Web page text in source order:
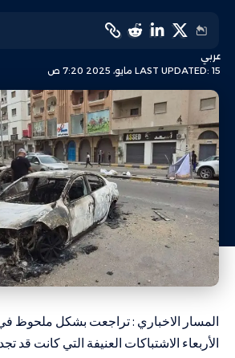
LAST UPDATED: 15 مايو، 2025 7:20 ص
عربي
المسار الاخباري : تراجعت بشكل ملحوظ
الأربعاء الاشتباكات العنيفة التي كانت قد